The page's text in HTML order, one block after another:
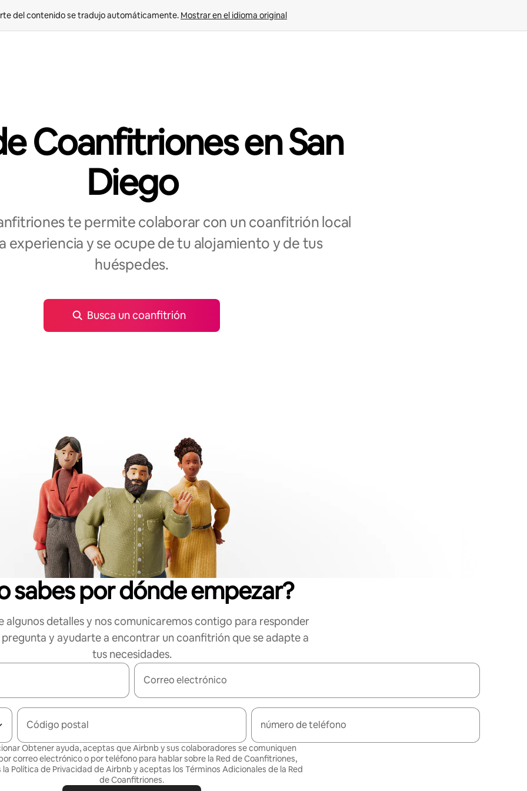
del contenido se tradujo automáticamente. Mostrar en el idioma original
Coanfitriones en San
Diego
te permite colaborar con un coanfitrión local
experiencia y se ocupe de tu alojamiento y de tus
huéspedes.
Busca un coanfitrión
sabes por dónde empezar?
algunos detalles y nos comunicaremos contigo para responder
y ayudarte a encontrar un coanfitrión que se adapte a
tus necesidades.
Correo electrónico
Código postal número de teléfono
Obtener ayuda, aceptas que Airbnb y sus colaboradores se comuniquen
correo electrónico o por teléfono para hablar sobre la Red de Coanfitriones,
Política de Privacidad de Airbnb y aceptas los Términos Adicionales de la Red
de Coanfitriones.